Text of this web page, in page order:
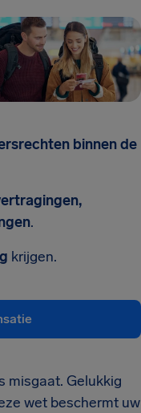
binnen de
.
krijgen.
misgaat. Gelukkig
wet beschermt uw